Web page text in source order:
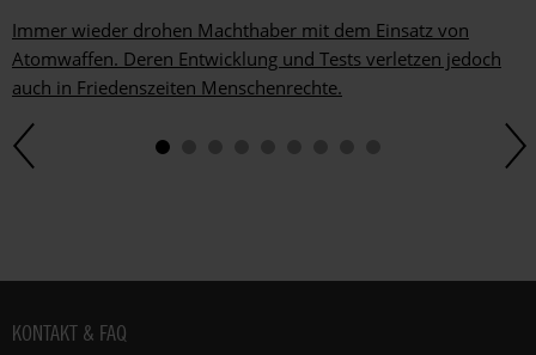
Immer wieder drohen Machthaber mit dem Einsatz von
Atomwaffen. Deren Entwicklung und Tests verletzen jedoch
auch in Friedenszeiten Menschenrechte.
Fußbereich
KONTAKT & FAQ